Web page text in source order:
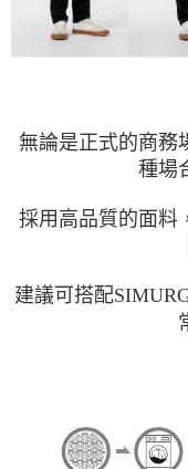
無論是正式的商務
種場
採用高品質的面料
建議可搭配